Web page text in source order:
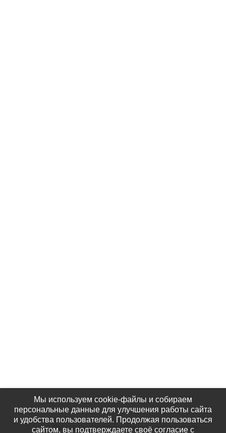
© 2020 Региональная общественная организация
Мы используем cookie-файлы и собираем
персональные данные для улучшения работы сайта
и удобства пользователей. Продолжая пользоваться
сайтом, вы подтверждаете своё согласие с